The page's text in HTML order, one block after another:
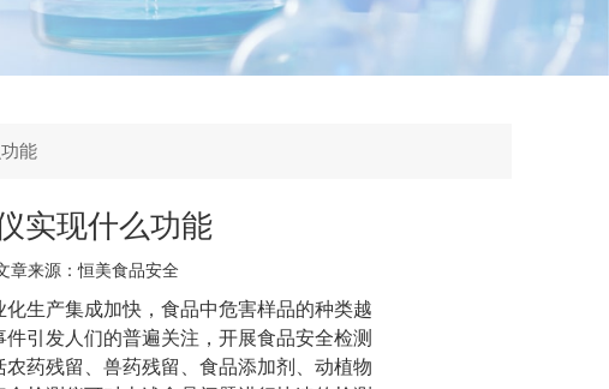
能
实现什么功能
章来源：恒美食品安全
生产集成加快，食品中危害样品的种类越
引发人们的普遍关注，开展食品安全检测
药残留、兽药残留、食品添加剂、动植物